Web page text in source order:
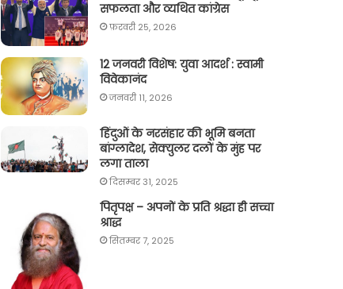
सफलता और व्यथित कांग्रेस
फ़रवरी 25, 2026
12 जनवरी विशेष: युवा आदर्श : स्वामी
विवेकानंद
जनवरी 11, 2026
हिंदुओं के नरसंहार की भूमि बनता
बांग्लादेश, सेक्युलर दलों के मुंह पर
लगा ताला
दिसम्बर 31, 2025
पितृपक्ष – अपनों के प्रति श्रद्धा ही सच्चा
श्राद्ध
सितम्बर 7, 2025